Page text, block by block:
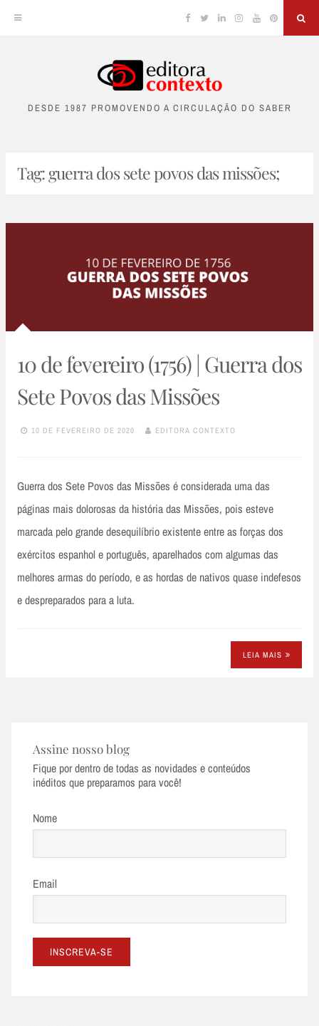
content
Facebook
TwitterLinkedinInstagram
YouTubePinterest
DESDE 1987 PROMOVENDO A CIRCULAÇÃO DO SABER
Tag:guerra dos sete povos das missões;
10 de fevereiro (1756) | Guerra dos
Sete Povos das Missões
10 DE FEVEREIRO DE 2020 EDITORA CONTEXTO
Guerra dos Sete Povos das Missões é considerada uma das
páginas mais dolorosas da história das Missões, pois esteve
marcada pelo grande desequilíbrio existente entre as forças dos
exércitos espanhol e português, aparelhados com algumas das
melhores armas do período, e as hordas de nativos quase indefesos
e despreparados para a luta.
LEIA MAIS
Assine nosso blog
Fique por dentro de todas as novidades e conteúdos
inéditos que preparamos para você!
Nome
Email